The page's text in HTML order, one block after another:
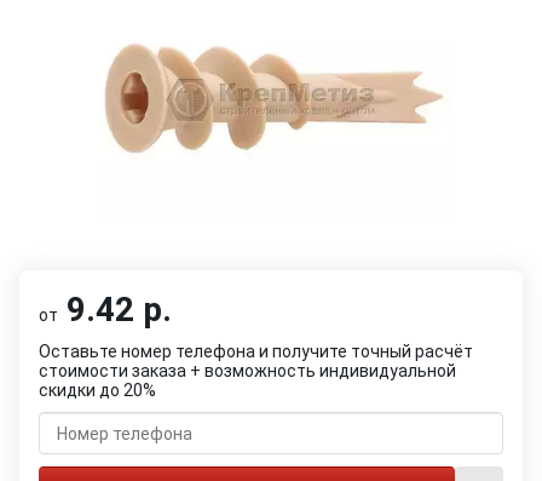
от 9.42 р.
Оставьте номер телефона и получите точный расчёт
стоимости заказа + возможность индивидуальной
скидки до 20%